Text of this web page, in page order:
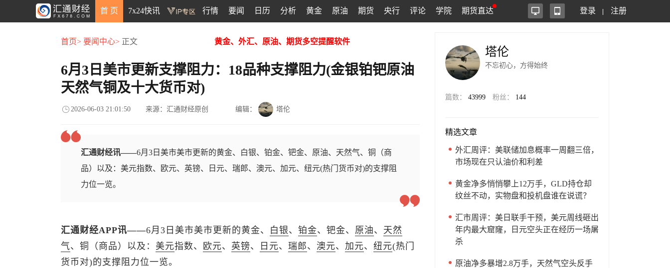
首 页 7x24快讯 行情 要闻 日历 分析 黄金 原油 期货 央行 评论 学院 期货直达 登录 注册
首页> 要闻中心> 正文 黄金、外汇、原油、期货多空提醒软件
6月3日美市更新支撑阻力：18品种支撑阻力(金银铂钯原油
天然气铜及十大货币对)
2026-06-03 21:01:50 来源：汇通财经原创 编辑： 塔伦
汇通财经讯——6月3日美市美市更新的黄金、白银、铂金、钯金、原油、天然气、铜（商
品）以及：美元指数、欧元、英镑、日元、瑞郎、澳元、加元、纽元(热门货币对)的支撑阻
力位一览。
汇通财经APP讯——6月3日美市美市更新的黄金、 白银、 铂金、钯金、 原油、 天然
气、铜（商品）以及： 美元指数、 欧元、 英镑、 日元、 瑞郎、 澳元、 加元、 纽元(热门
货币对)的支撑阻力位一览。
塔伦
不忘初心，方得始终
篇数： 43999 粉丝： 144
精选文章
外汇周评：美联储加息概率一周翻三倍，
市场现在只认油价和利差
黄金净多悄悄攀上12万手，GLD持仓却
纹丝不动，实物盘和投机盘谁在说谎？
汇市周评：美日联手干预，美元周线砸出
年内最大窟窿，日元空头正在经历一场屠
杀
原油净多暴增2.8万手，天然气空头反手